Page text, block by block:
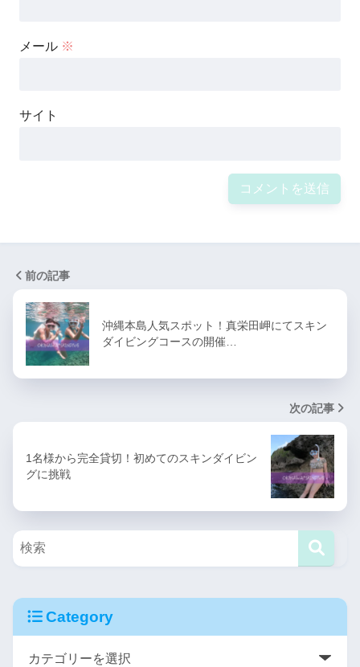
メール ※
サイト
前の記事
沖縄本島人気スポット！真栄田岬にてスキン
ダイビングコースの開催…
次の記事
1名様から完全貸切！初めてのスキンダイビン
グに挑戦
Category